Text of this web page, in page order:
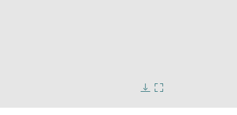
new
imageimage